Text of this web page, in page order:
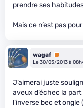
prendre ses
Mais ce n’est pas
wagaf Premium
Le 30/05/2013 à
J’aimerai juste
aveux d’échec la
l’inverse bec et